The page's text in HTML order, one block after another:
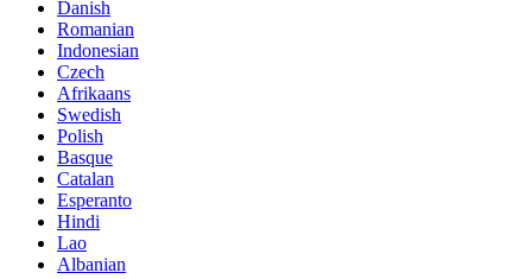
Danish
Romanian
Indonesian
Czech
Afrikaans
Swedish
Polish
Basque
Catalan
Esperanto
Hindi
Lao
Albanian